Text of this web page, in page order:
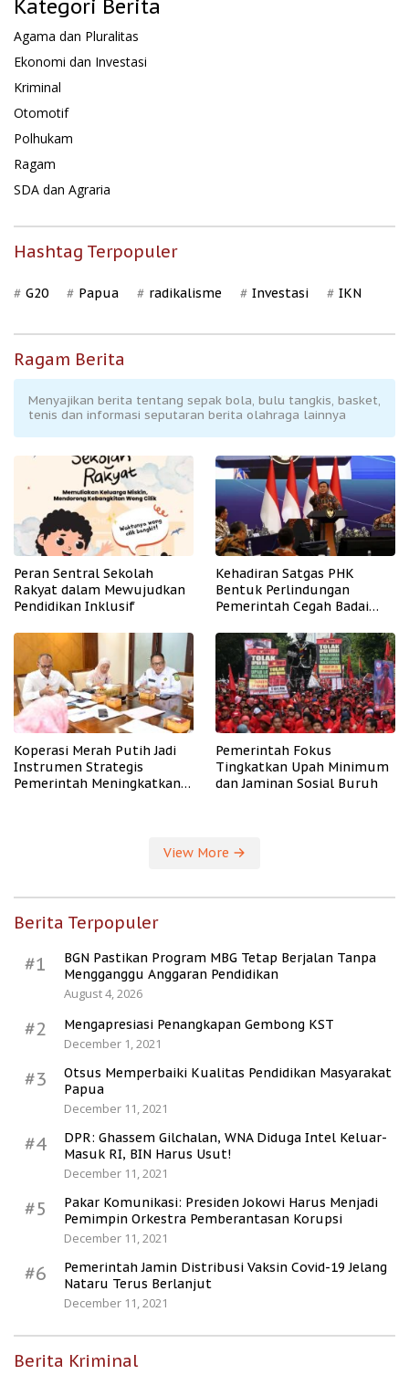
Kategori Berita
Agama dan Pluralitas
Ekonomi dan Investasi
Kriminal
Otomotif
Polhukam
Ragam
SDA dan Agraria
Hashtag Terpopuler
G20 Papua radikalisme Investasi IKN
Ragam Berita
Menyajikan berita tentang sepak bola, bulu tangkis, basket,
tenis dan informasi seputaran berita olahraga lainnya
Peran Sentral Sekolah
Rakyat dalam Mewujudkan
Pendidikan Inklusif
Kehadiran Satgas PHK
Bentuk Perlindungan
Pemerintah Cegah Badai
Koperasi Merah Putih Jadi
Instrumen Strategis
Pemerintah Meningkatkan
Pemerintah Fokus
Tingkatkan Upah Minimum
dan Jaminan Sosial Buruh
View More
Berita Terpopuler
#1
BGN Pastikan Program MBG Tetap Berjalan Tanpa
Mengganggu Anggaran Pendidikan
August 4, 2026
#2
Mengapresiasi Penangkapan Gembong KST
December 1, 2021
#3
Otsus Memperbaiki Kualitas Pendidikan Masyarakat
Papua
December 11, 2021
#4
DPR: Ghassem Gilchalan, WNA Diduga Intel Keluar-
Masuk RI, BIN Harus Usut!
December 11, 2021
#5
Pakar Komunikasi: Presiden Jokowi Harus Menjadi
Pemimpin Orkestra Pemberantasan Korupsi
December 11, 2021
#6
Pemerintah Jamin Distribusi Vaksin Covid-19 Jelang
Nataru Terus Berlanjut
December 11, 2021
Berita Kriminal